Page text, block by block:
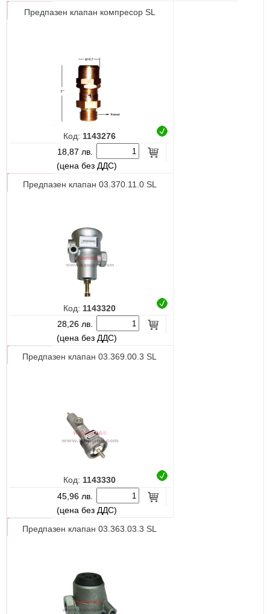
Предпазен клапан компресор SL
Код: 1143276
18,87 лв.
(цена без ДДС)
Предпазен клапан 03.370.11.0 SL
Код: 1143320
28,26 лв.
(цена без ДДС)
Предпазен клапан 03.369.00.3 SL
Код:1143330
45,96 лв.
(цена без ДДС)
Предпазен клапан 03.363.03.3 SL